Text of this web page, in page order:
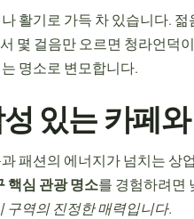
활기로 가득 차 있습니다.
몇 걸음만 오르면 청라언덕
명소로 변모합니다.
있는 카페
패션의 에너지가 넘치는 상
핵심 관광 명소를 경험하려면
구역의 진정한 매력입니다.